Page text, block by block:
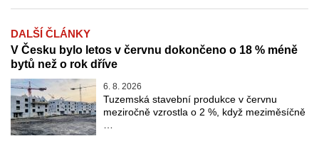
DALŠÍ ČLÁNKY
V Česku bylo letos v červnu dokončeno o 18 % méně
bytů než o rok dříve
6. 8. 2026
Tuzemská stavební produkce v červnu
meziročně vzrostla o 2 %, když meziměsíčně
…